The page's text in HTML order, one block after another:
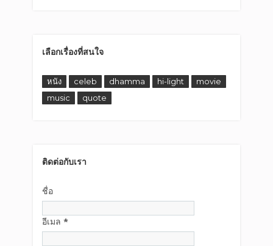
เลือกเรื่องที่สนใจ
หนัง celeb dhamma hi-light
movie
music
quote
ติดต่อกับเรา
ชื่อ
อีเมล *